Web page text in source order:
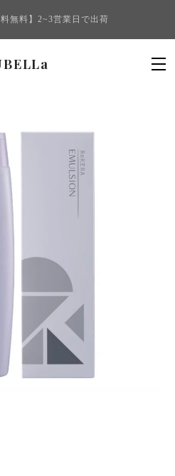
料無料】2~3営業日で出荷